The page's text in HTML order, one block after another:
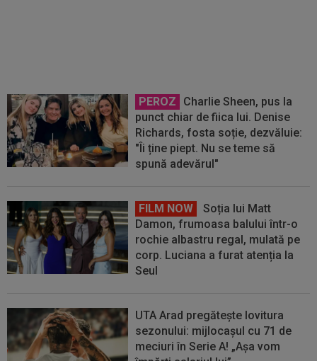
PEROZ
Charlie Sheen, pus la
punct chiar de fiica lui. Denise
Richards, fosta soție, dezvăluie:
"Îi ține piept. Nu se teme să
spună adevărul"
FILM NOW
Soția lui Matt
Damon, frumoasa balului într-o
rochie albastru regal, mulată pe
corp. Luciana a furat atenția la
Seul
UTA Arad pregătește lovitura
sezonului: mijlocașul cu 71 de
meciuri în Serie A! „Așa vom